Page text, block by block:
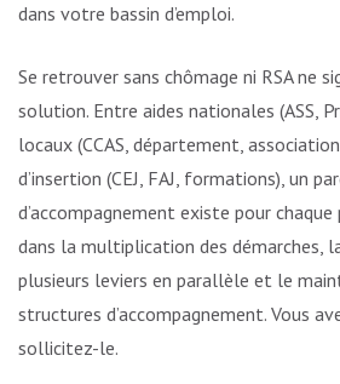
dans votre bassin d’emploi.
Se retrouver sans chômage ni RSA ne
solution. Entre aides nationales (ASS,
locaux (CCAS, département,
d’insertion (CEJ, FAJ, formations), un
d’accompagnement existe pour
dans la multiplication des démarches,
plusieurs leviers en parallèle et le
structures d’accompagnement. Vous
sollicitez-le.